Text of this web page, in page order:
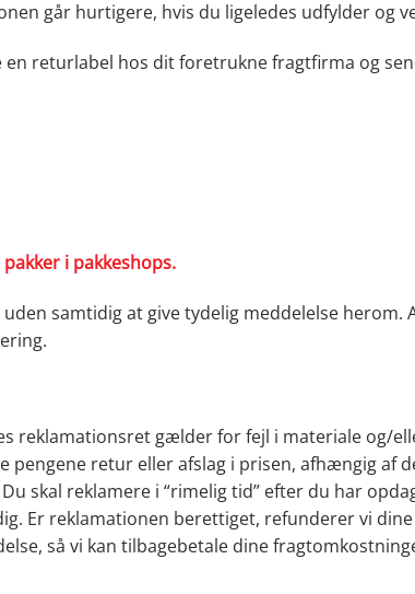
går hurtigere, hvis du ligeledes udfylder og
returlabel hos dit foretrukne fragtfirma og
i pakkeshops.
samtidig at give tydelig meddelelse
reklamationsret gælder for fejl i materiale og/
retur eller afslag i prisen, afhængig af
skal reklamere i “rimelig tid” efter du har
Er reklamationen berettiget, refunderer vi
så vi kan tilbagebetale dine